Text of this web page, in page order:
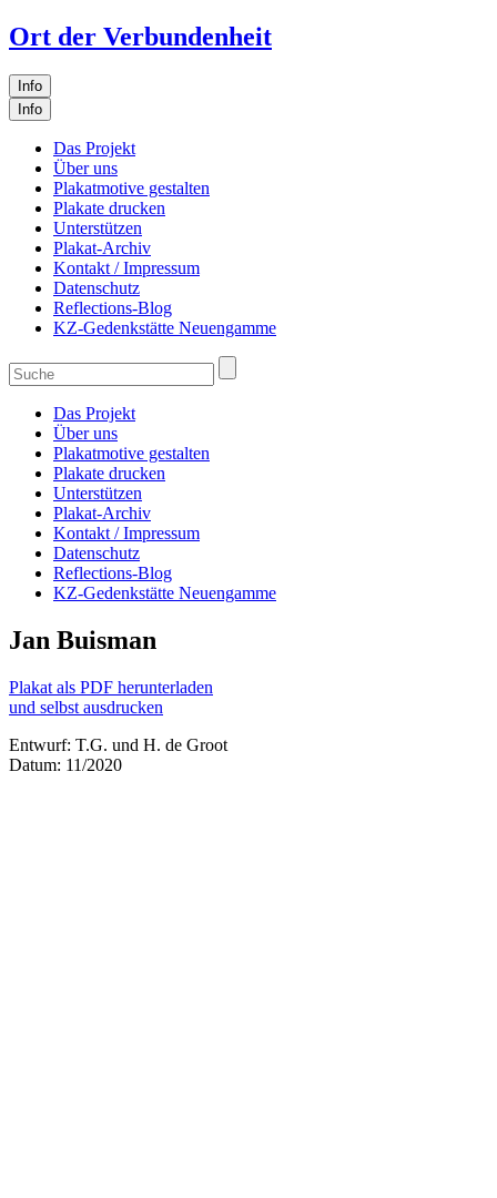
Ort der Verbundenheit
Info
Info
Das Projekt
Über uns
Plakatmotive gestalten
Plakate drucken
Unterstützen
Plakat-Archiv
Kontakt / Impressum
Datenschutz
Reflections-Blog
KZ-Gedenkstätte Neuengamme
Das Projekt
Über uns
Plakatmotive gestalten
Plakate drucken
Unterstützen
Plakat-Archiv
Kontakt / Impressum
Datenschutz
Reflections-Blog
KZ-Gedenkstätte Neuengamme
Jan Buisman
Plakat als PDF herunterladen
und selbst ausdrucken
Entwurf: T.G. und H. de Groot
Datum: 11/2020